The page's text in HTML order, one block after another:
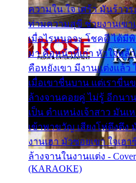
ความใน ใจ เศร้า มันร้าว
ท่ามความสุขี ช่วยงานเขา
เมื่อไรหนอจะ โชคดี ได้มี
มา คือหน้าที่เก่า หัวใจหล้
คือหยังเขา มีงานแต่งแล้ว
เมื่อเขาชื่นบาน แต่เราขื่น
ล้างจานคอยคู่ ไม่รู้ อีกนา
เป็น ตำแหน่งเจ้าสาว มัน
เข้าพาขวัญ เสียงโห่ตึงตึง
งานเฮา มัวซอยเขา ใจเ
ล้างจานในงานแต่ง -
(KARAOKE)